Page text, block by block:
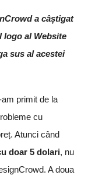
a câștigat
logo al Website
sus al acestei
primit de la
cu
Atunci când
doar 5 dolari, nu
A doua